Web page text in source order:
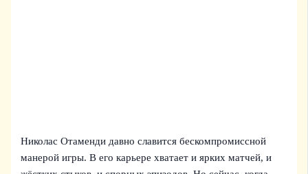
Николас Отаменди давно славится бескомпромиссной
манерой игры. В его карьере хватает и ярких матчей, и